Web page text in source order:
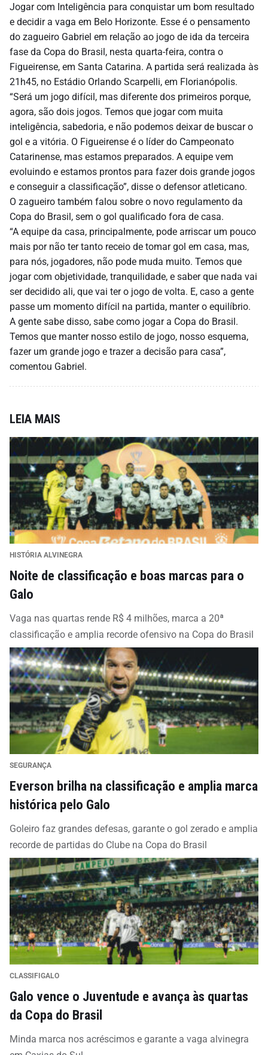
Jogar com Inteligência para conquistar um bom resultado
e decidir a vaga em Belo Horizonte. Esse é o pensamento
do zagueiro Gabriel em relação ao jogo de ida da terceira
fase da Copa do Brasil, nesta quarta-feira, contra o
Figueirense, em Santa Catarina. A partida será realizada às
21h45, no Estádio Orlando Scarpelli, em Florianópolis.
“Será um jogo difícil, mas diferente dos primeiros porque,
agora, são dois jogos. Temos que jogar com muita
inteligência, sabedoria, e não podemos deixar de buscar o
gol e a vitória. O Figueirense é o líder do Campeonato
Catarinense, mas estamos preparados. A equipe vem
evoluindo e estamos prontos para fazer dois grande jogos
e conseguir a classificação”, disse o defensor atleticano.
O zagueiro também falou sobre o novo regulamento da
Copa do Brasil, sem o gol qualificado fora de casa.
“A equipe da casa, principalmente, pode arriscar um pouco
mais por não ter tanto receio de tomar gol em casa, mas,
para nós, jogadores, não pode muda muito. Temos que
jogar com objetividade, tranquilidade, e saber que nada vai
ser decidido ali, que vai ter o jogo de volta. E, caso a gente
passe um momento difícil na partida, manter o equilíbrio.
A gente sabe disso, sabe como jogar a Copa do Brasil.
Temos que manter nosso estilo de jogo, nosso esquema,
fazer um grande jogo e trazer a decisão para casa”,
comentou Gabriel.
LEIA MAIS
HISTÓRIA ALVINEGRA
Noite de classificação e boas marcas para o
Galo
Vaga nas quartas rende R$ 4 milhões, marca a 20ª
classificação e amplia recorde ofensivo na Copa do Brasil
SEGURANÇA
Everson brilha na classificação e amplia marca
histórica pelo Galo
Goleiro faz grandes defesas, garante o gol zerado e amplia
recorde de partidas do Clube na Copa do Brasil
CLASSIFIGALO
Galo vence o Juventude e avança às quartas
da Copa do Brasil
Minda marca nos acréscimos e garante a vaga alvinegra